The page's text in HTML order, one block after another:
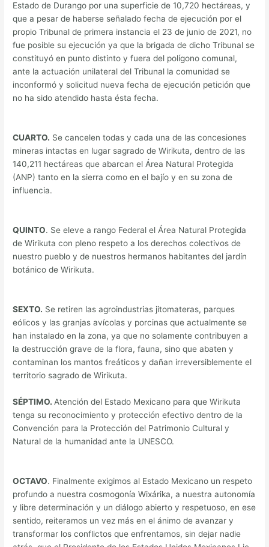
Estado de Durango por una superficie de 10,720 hectáreas, y
que a pesar de haberse señalado fecha de ejecución por el
propio Tribunal de primera instancia el 23 de junio de 2021, no
fue posible su ejecución ya que la brigada de dicho Tribunal se
constituyó en punto distinto y fuera del polígono comunal,
ante la actuación unilateral del Tribunal la comunidad se
inconformó y solicitud nueva fecha de ejecución petición que
no ha sido atendido hasta ésta fecha.
CUARTO. Se cancelen todas y cada una de las concesiones
mineras intactas en lugar sagrado de Wirikuta, dentro de las
140,211 hectáreas que abarcan el Área Natural Protegida
(ANP) tanto en la sierra como en el bajío y en su zona de
influencia.
QUINTO. Se eleve a rango Federal el Área Natural Protegida
de Wirikuta con pleno respeto a los derechos colectivos de
nuestro pueblo y de nuestros hermanos habitantes del jardín
botánico de Wirikuta.
SEXTO. Se retiren las agroindustrias jitomateras, parques
eólicos y las granjas avícolas y porcinas que actualmente se
han instalado en la zona, ya que no solamente contribuyen a
la destrucción grave de la flora, fauna, sino que abaten y
contaminan los mantos freáticos y dañan irreversiblemente el
territorio sagrado de Wirikuta.
SÉPTIMO. Atención del Estado Mexicano para que Wirikuta
tenga su reconocimiento y protección efectivo dentro de la
Convención para la Protección del Patrimonio Cultural y
Natural de la humanidad ante la UNESCO.
OCTAVO. Finalmente exigimos al Estado Mexicano un respeto
profundo a nuestra cosmogonía Wixárika, a nuestra autonomía
y libre determinación y un diálogo abierto y respetuoso, en ese
sentido, reiteramos un vez más en el ánimo de avanzar y
transformar los conflictos que enfrentamos, sin dejar nadie